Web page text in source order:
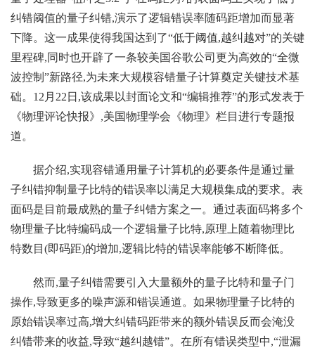
纠错阈值的量子纠错,演示了逻辑错误率随码距增加而显著
下降。这一成果使得我国达到了“低于阈值,越纠越对”的关键
里程碑,同时也开辟了一条较美国谷歌公司更为高效的“全微
波控制”新路径,为未来大规模容错量子计算奠定关键技术基
础。12月22日,该成果以封面论文和“编辑推荐”的形式发表于
《物理评论快报》,美国物理学会《物理》栏目进行专题报
道。
据介绍,实现容错通用量子计算机的必要条件是通过量
子纠错抑制量子比特的错误率以满足大规模集成的要求。表
面码是目前最成熟的量子纠错方案之一。通过表面码将多个
物理量子比特编码成一个逻辑量子比特,原理上随着物理比
特数目(即码距)的增加,逻辑比特的错误率能够不断降低。
然而,量子纠错需要引入大量额外的量子比特和量子门
操作,导致更多的噪声源和错误通道。如果物理量子比特的
原始错误率过高,增大纠错码距带来的额外错误反而会淹没
纠错带来的收益,导致“越纠越错”。在所有错误类型中,“泄漏